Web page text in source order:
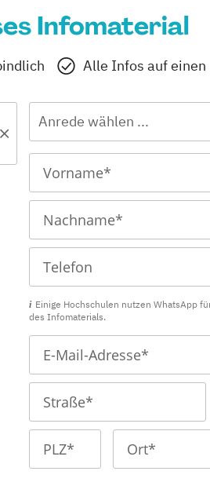
Infomaterial
Alle Infos auf einen
Anrede wählen ...
Einige Hochschulen nutzen WhatsApp
des Infomaterials.